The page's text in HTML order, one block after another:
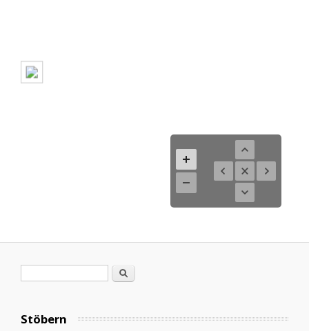
Suche
Stöbern